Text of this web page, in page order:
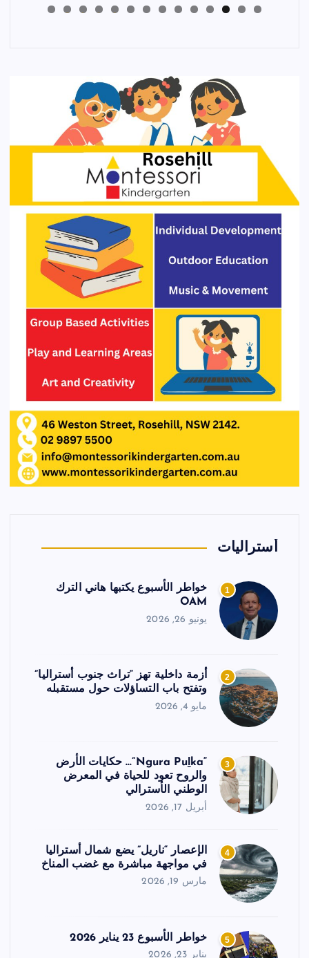
أستراليات
1
خواطر الأسبوع يكتبها هاني الترك
OAM
يونيو 26, 2026
2
أزمة داخلية تهز “تراث جنوب أستراليا”
وتفتح باب التساؤلات حول مستقبله
مايو 4, 2026
3
“Ngura Puḻka”… حكايات الأرض
والروح تعود للحياة في المعرض
الوطني الأسترالي
أبريل 17, 2026
4
الإعصار “ناريل” يضع شمال أستراليا
في مواجهة مباشرة مع غضب المناخ
مارس 19, 2026
5 خواطر الأسبوع 23 يناير 2026
يناير 23, 2026